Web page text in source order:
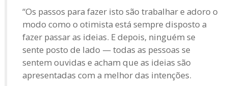
“Os passos para fazer isto são trabalhar e adoro o
modo como o otimista está sempre disposto a
fazer passar as ideias. E depois, ninguém se
sente posto de lado — todas as pessoas se
sentem ouvidas e acham que as ideias são
apresentadas com a melhor das intenções.